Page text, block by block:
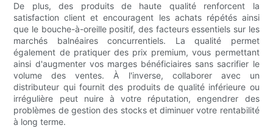
De plus, des produits de haute qualité renforcent la
satisfaction client et encouragent les achats répétés ainsi
que le bouche-à-oreille positif, des facteurs essentiels sur les
marchés balnéaires concurrentiels. La qualité permet
également de pratiquer des prix premium, vous permettant
ainsi d'augmenter vos marges bénéficiaires sans sacrifier le
volume des ventes. À l'inverse, collaborer avec un
distributeur qui fournit des produits de qualité inférieure ou
irrégulière peut nuire à votre réputation, engendrer des
problèmes de gestion des stocks et diminuer votre rentabilité
à long terme.